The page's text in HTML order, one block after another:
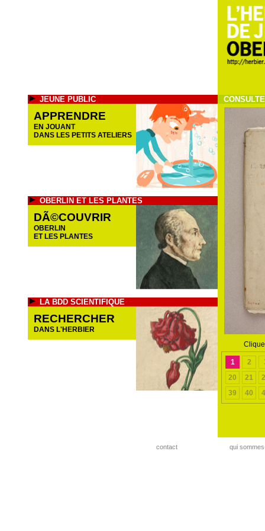
JEUNE PUBLIC
APPRENDRE
EN JOUANT
DANS LES PETITS ATELIERS
OBERLIN ET LES PLANTES
DÃ©COUVRIR
OBERLIN
ET LES PLANTES
LA BDD SCIENTIFIQUE
RECHERCHER
DANS L'HERBIER
1 2
20
21
39
40
contact qui